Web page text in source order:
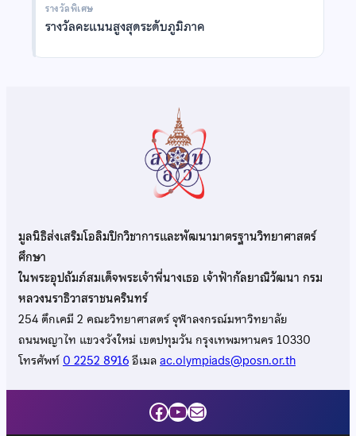
รางวัลพิเศษ
รางวัลคะแนนสูงสุดระดับภูมิภาค
มูลนิธิส่งเสริมโอลิมปิกวิชาการและพัฒนามาตรฐานวิทยาศาสตร์
ศึกษา
ในพระอุปถัมภ์สมเด็จพระเจ้าพี่นางเธอ เจ้าฟ้ากัลยาณิวัฒนา กรม
หลวงนราธิวาสราชนครินทร์
254 ตึกเคมี 2 คณะวิทยาศาสตร์ จุฬาลงกรณ์มหาวิทยาลัย
ถนนพญาไท แขวงวังใหม่ เขตปทุมวัน กรุงเทพมหานคร 10330
โทรศัพท์0 2252 8916อีเมลac.olympiads@posn.or.th
Facebook
YouTube
Mail